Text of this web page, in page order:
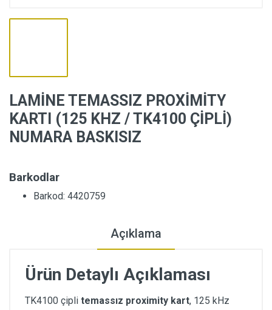
LAMİNE TEMASSIZ PROXİMİTY
KARTI (125 KHZ / TK4100 ÇİPLİ)
NUMARA BASKISIZ
Barkodlar
Barkod: 4420759
Açıklama
Ürün Detaylı Açıklaması
TK4100 çipli temassız proximity kart, 125 kHz